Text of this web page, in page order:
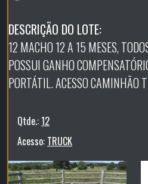
DESCRIÇÃO DO LOTE:
12 MACHO 12 A 15 MESES,
POSSUI GANHO
PORTÁTIL. ACESSO CAMINHÃO
Qtde.:12
Acesso: TRUCK